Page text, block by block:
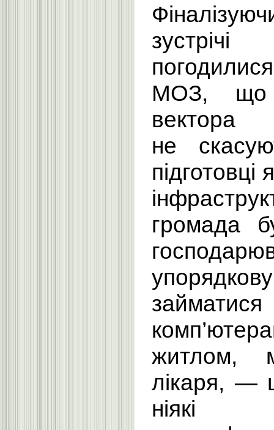
МОЗ, що
не
підготовці
громада
житлом,
лікаря, —